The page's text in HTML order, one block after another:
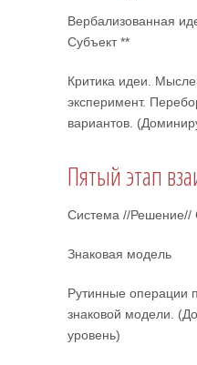
Вербализованная
Субъект **
Критика идеи.
эксперимент.
вариантов.
Пятый этап
Система //Решение//
Знаковая модель
Рутинные операции
знаковой модели.
уровень)